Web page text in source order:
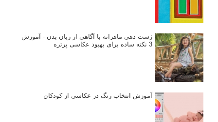
ژست دهی ماهرانه با آگاهی از زبان بدن - آموزش
3 نکته ساده برای بهبود عکاسی پرتره
آموزش انتخاب رنگ در عکاسی از کودکان